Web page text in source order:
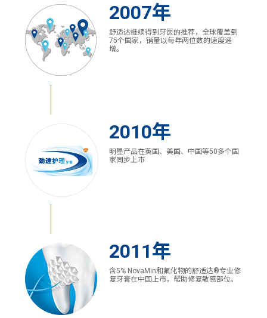
2007年
舒适达继续得到牙医的推荐，全球覆盖到
75个国家，销量以每年两位数的速度递
增。
2010年
明星产品在英国、美国、中国等50多个国
家同步上市
2011年
含5% NovaMin和氟化物的舒适达®专业修
复牙膏在中国上市，帮助修复敏感部位。